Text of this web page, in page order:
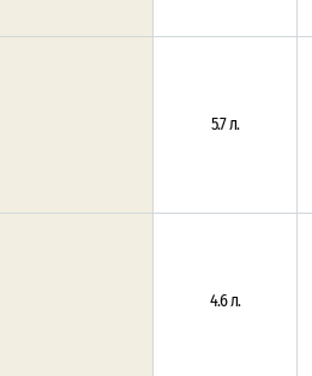
5.7 л.
4.6 л.